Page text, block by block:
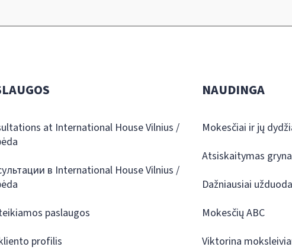
at International House Vilnius /
в International House Vilnius /
paslaugos
profilis
NAUDINGA
Mokesčiai ir jų
Atsiskaitymas
Dažniausiai
Mokesčių ABC
Viktorina